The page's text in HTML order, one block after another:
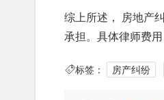
综上所述， 房地产
承担。具体律师费
标签： 房产纠纷